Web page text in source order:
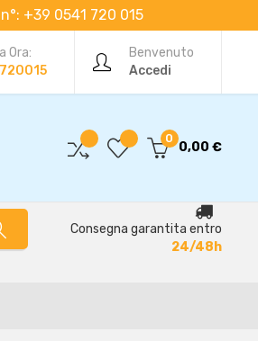
+39 0541 720 015
Benvenuto
Accedi
Ora:
0
0,00 €
Consegna garantita entro
24/48h